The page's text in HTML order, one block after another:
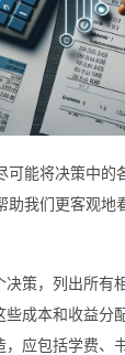
可能将决策中的
助我们更客观地
决策，列出所有
成本和收益分
应包括学费、